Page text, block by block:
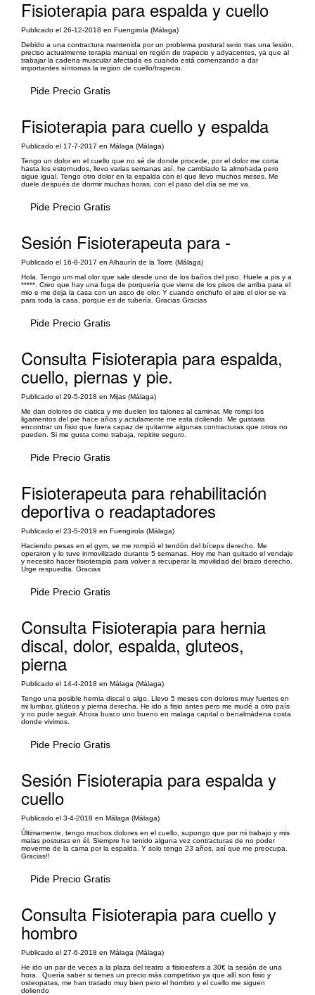
Fisioterapia para espalda y cuello
Publicado el 26-12-2018 en Fuengirola (Málaga)
Debido a una contractura mantenida por un problema postural serio tras una lesión,
preciso actualmente terapia manual en región de trapecio y adyacentes, ya que al
trabajar la cadena muscular afectada es cuando está comenzando a dar
importantes síntomas la region de cuello/trapecio.
Pide Precio Gratis
Fisioterapia para cuello y espalda
Publicado el 17-7-2017 en Málaga (Málaga)
Tengo un dolor en el cuello que no sé de donde procede, por el dolor me corta
hasta los estornudos, llevo varias semanas así, he cambiado la almohada pero
sigue igual. Tengo otro dolor en la espalda con el que llevo muchos meses. Me
duele después de dormir muchas horas, con el paso del día se me va.
Pide Precio Gratis
Sesión Fisioterapeuta para -
Publicado el 16-8-2017 en Alhaurín de la Torre (Málaga)
Hola. Tengo um mal olor que sale desde uno de los baños del piso. Huele a pis y a
*****. Creo que hay una fuga de porquería que viene de los pisos de arriba para el
mio e me deja la casa con un asco de olor. Y cuando enchufo el aire el olor se va
para toda la casa, porque es de tubería. Gracias Gracias
Pide Precio Gratis
Consulta Fisioterapia para espalda,
cuello, piernas y pie.
Publicado el 29-5-2018 en Mijas (Málaga)
Me dan dolores de ciatica y me duelen los talones al caminar. Me rompi los
ligamentos del pie hace años y actulamente me esta doliendo. Me gustaria
encontrar un fisio que fuera capaz de quitarme algunas contracturas que otros no
pueden. Si me gusta como trabaja, repitire seguro.
Pide Precio Gratis
Fisioterapeuta para rehabilitación
deportiva o readaptadores
Publicado el 23-5-2019 en Fuengirola (Málaga)
Haciendo pesas en el gym, se me rompió el tendón del bíceps derecho. Me
operaron y lo tuve inmovilizado durante 5 semanas. Hoy me han quitado el vendaje
y necesito hacer fisioterapia para volver a recuperar la movilidad del brazo derecho.
Urge respuedta. Gracias
Pide Precio Gratis
Consulta Fisioterapia para hernia
discal, dolor, espalda, gluteos,
pierna
Publicado el 14-4-2018 en Málaga (Málaga)
Tengo una posible hernia discal o algo. Llevo 5 meses con dolores muy fuertes en
mi lumbar, glúteos y pierna derecha. He ido a fisio antes pero me mudé a otro país
y no pude seguir. Ahora busco uno bueno en malaga capital o benalmádena costa
donde vivimos.
Pide Precio Gratis
Sesión Fisioterapia para espalda y
cuello
Publicado el 3-4-2018 en Málaga (Málaga)
Últimamente, tengo muchos dolores en el cuello, supongo que por mi trabajo y mis
malas posturas en él. Siempre he tenido alguna vez contracturas de no poder
moverme de la cama por la espalda. Y solo tengo 23 años, así que me preocupa.
Gracias!!
Pide Precio Gratis
Consulta Fisioterapia para cuello y
hombro
Publicado el 27-6-2018 en Málaga (Málaga)
He ido un par de veces a la plaza del teatro a fisioesfers a 30€ la sesión de una
hora.. Quería saber si tienes un precio más competitivo ya que allí son fisio y
osteopatas, me han tratado muy bien pero el hombro y el cuello me siguen
doliendo